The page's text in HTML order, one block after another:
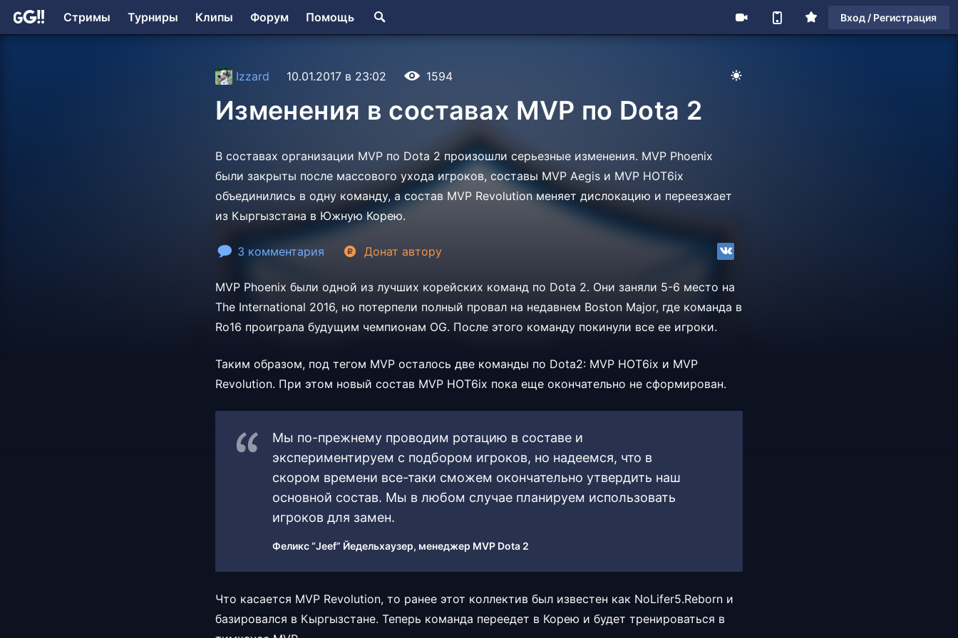
Стримы Турниры Клипы Форум Помощь Вход / Регистрация
Izzard 10.01.2017 в 23:02 1594
Изменения в составах MVP по Dota 2
В составах организации MVP по Dota 2 произошли серьезные изменения. MVP Phoenix
были закрыты после массового ухода игроков, составы MVP Aegis и MVP HOT6ix
объединились в одну команду, а состав MVP Revolution меняет дислокацию и переезжает
из Кыргызстана в Южную Корею.
3 комментария Донат автору
MVP Phoenix были одной из лучших корейских команд по Dota 2. Они заняли 5-6 место на
The International 2016, но потерпели полный провал на недавнем Boston Major, где команда в
Ro16 проиграла будущим чемпионам OG. После этого команду покинули все ее игроки.
Таким образом, под тегом MVP осталось две команды по Dota2: MVP HOT6ix и MVP
Revolution. При этом новый состав MVP HOT6ix пока еще окончательно не сформирован.
Мы по-прежнему проводим ротацию в составе и
экспериментируем с подбором игроков, но надеемся, что в
скором времени все-таки сможем окончательно утвердить наш
основной состав. Мы в любом случае планируем использовать
игроков для замен.
Феликс “Jeef” Йедельхаузер, менеджер MVP Dota 2
Что касается MVP Revolution, то ранее этот коллектив был известен как NoLifer5.Reborn и
базировался в Кыргызстане. Теперь команда переедет в Корею и будет тренироваться в